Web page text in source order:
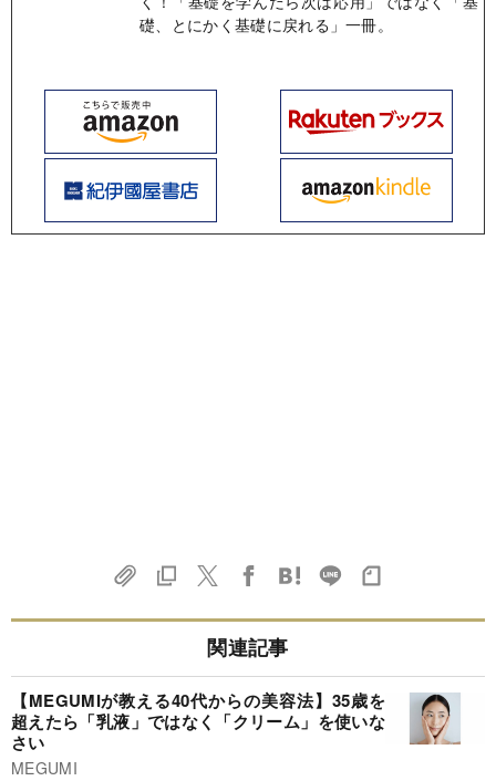
礎、とにかく基礎に戻れる」一冊。
関連記事
【MEGUMIが教える40代からの美容法】35歳を
超えたら「乳液」ではなく「クリーム」を使いな
さい
MEGUMI